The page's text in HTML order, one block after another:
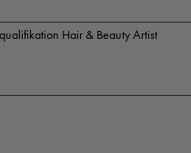
Hair & Beauty Artist